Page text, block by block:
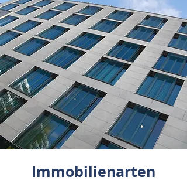
Immobilienarten